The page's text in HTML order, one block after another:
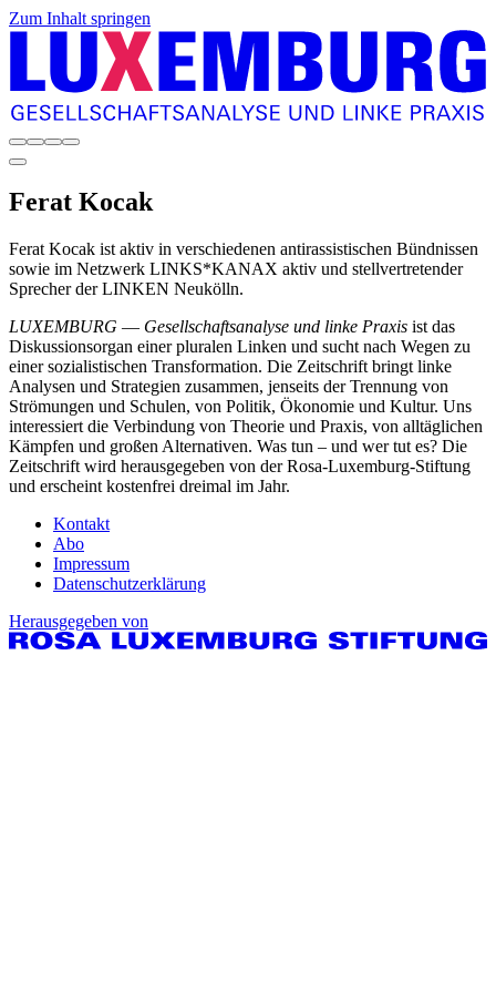
Zum Inhalt springen
Ferat Kocak
Ferat Kocak ist aktiv in verschiedenen antirassistischen Bündnissen
sowie im Netzwerk LINKS*KANAX aktiv und stellvertretender
Sprecher der LINKEN Neukölln.
LUXEMBURG — Gesellschaftsanalyse und linke Praxis ist das
Diskussionsorgan einer pluralen Linken und sucht nach Wegen zu
einer sozialistischen Transformation. Die Zeitschrift bringt linke
Analysen und Strategien zusammen, jenseits der Trennung von
Strömungen und Schulen, von Politik, Ökonomie und Kultur. Uns
interessiert die Verbindung von Theorie und Praxis, von alltäglichen
Kämpfen und großen Alternativen. Was tun – und wer tut es? Die
Zeitschrift wird herausgegeben von der Rosa-Luxemburg-Stiftung
und erscheint kostenfrei dreimal im Jahr.
Kontakt
Abo
Impressum
Datenschutzerklärung
Herausgegeben von